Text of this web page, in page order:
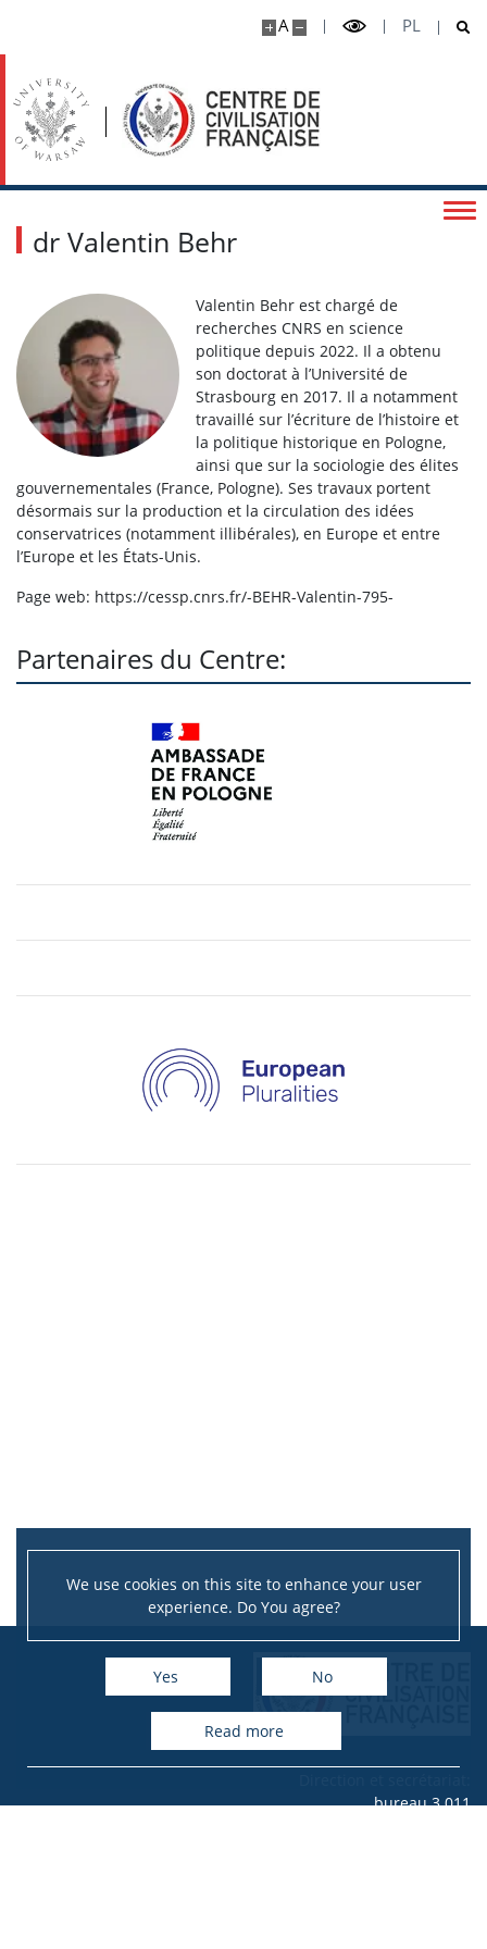
We use cookies on this site to enhance your user
experience. Do You agree?
Yes No
read more
A PL
Nouvelles acquisitions
Appels et concours
Mini-grant 4EU+ Covid
MT180 2023
MT180 2024
MT180 2026
Blog Geopolitica
Contact
dr Valentin Behr
Valentin Behr est chargé de
recherches CNRS en science
politique depuis 2022. Il a obtenu
son doctorat à l’Université de
Strasbourg en 2017. Il a notamment
travaillé sur l’écriture de l’histoire et
la politique historique en Pologne,
ainsi que sur la sociologie des élites
gouvernementales (France, Pologne). Ses travaux portent
désormais sur la production et la circulation des idées
conservatrices (notamment illibérales), en Europe et entre
l’Europe et les États-Unis.
Page web: https://cessp.cnrs.fr/-BEHR-Valentin-795-
Partenaires du Centre:
bureau 3.011